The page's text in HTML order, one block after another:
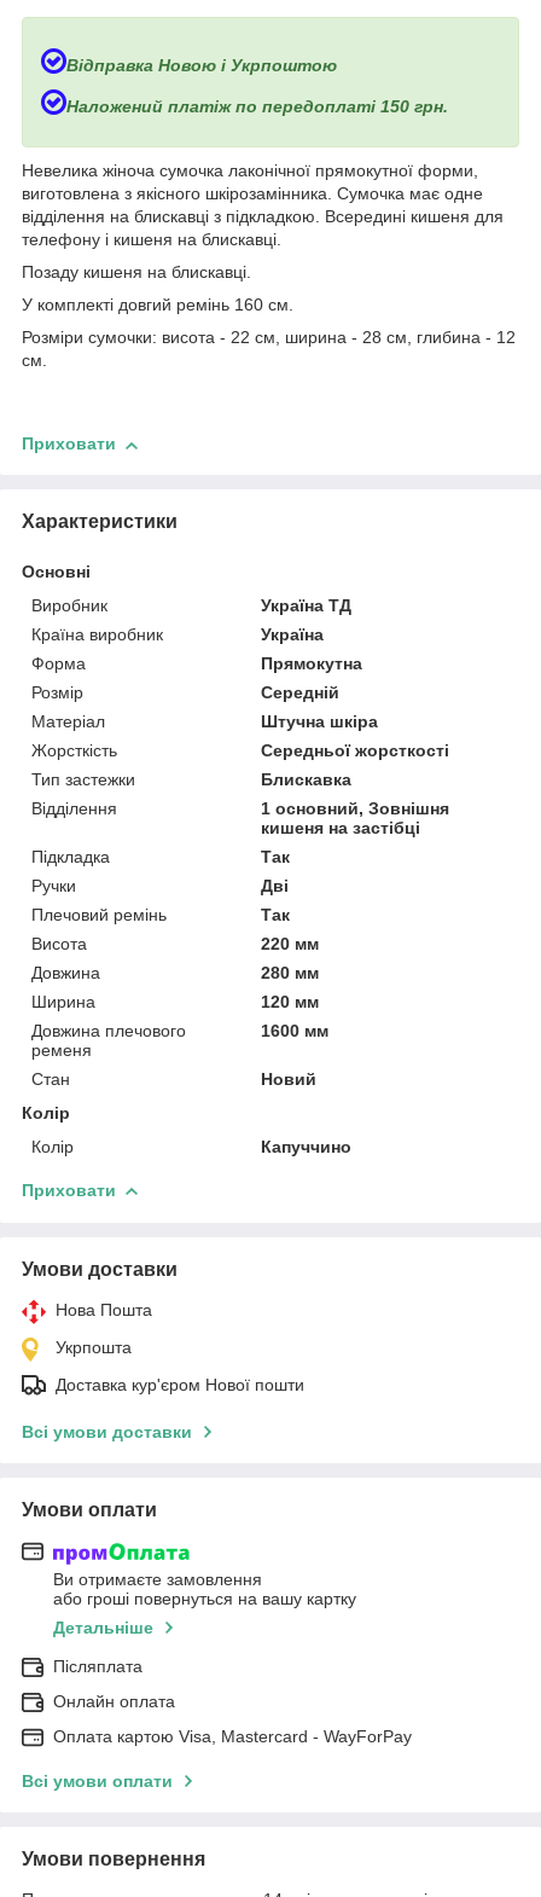
Відправка Новою і Укрпоштою
Наложений платіж по передоплаті 150 грн.
Невелика жіноча сумочка лаконічної прямокутної форми,
виготовлена з якісного шкірозамінника. Сумочка має одне
відділення на блискавці з підкладкою. Всередині кишеня для
телефону і кишеня на блискавці.
Позаду кишеня на блискавці.
У комплекті довгий ремінь 160 см.
Розміри сумочки: висота - 22 см, ширина - 28 см, глибина - 12
см.
Приховати
Характеристики
Основні
Виробник
Україна ТД
Країна виробник
Україна
Форма
Прямокутна
Розмір
Середній
Матеріал
Штучна шкіра
Жорсткість
Середньої жорсткості
Тип застежки
Блискавка
Відділення
1 основний, Зовнішня
кишеня на застібці
Підкладка
Так
Ручки
Дві
Плечовий ремінь
Так
Висота
220 мм
Довжина
280 мм
Ширина
120 мм
Довжина плечового
ременя
1600 мм
Стан
Новий
Колір
Колір
Капуччино
Приховати
Умови доставки
Нова Пошта
Укрпошта
Доставка кур'єром Нової пошти
Всі умови доставки
Умови оплати
Ви отримаєте замовлення
або гроші повернуться на вашу картку
Детальніше
Післяплата
Онлайн оплата
Оплата картою Visa, Mastercard - WayForPay
Всі умови оплати
Умови повернення